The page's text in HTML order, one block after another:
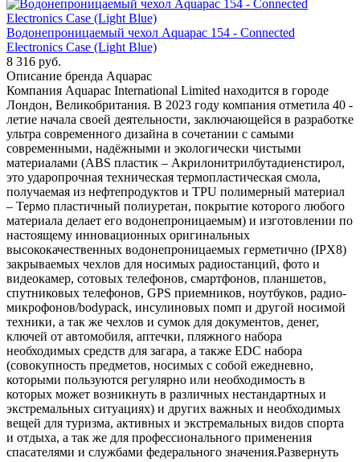
Водонепроницаемый чехол Aquapac 154 - Connected
Electronics Case (Light Blue)
8 316 руб.
Описание бренда Aquapac
Компания Aquapac International Limited находится в городе
Лондон, Великобритания. В 2023 году компания отметила 40 -
летие начала своей деятельности, заключающейся в разработке
ультра современного дизайна в сочетании с самыми
современными, надёжными и экологически чистыми
материалами (ABS пластик – Акрилонитрилбутадиенстирол,
это ударопрочная техническая термопластическая смола,
получаемая из нефтепродуктов и TPU полимерный материал
– Термо пластичный полиуретан, покрытие которого любого
материала делает его водонепроницаемым) и изготовлении по
настоящему инновационных оригинальных
высококачественных водонепроницаемых герметично (IPX8)
закрываемых чехлов для носимых радиостанций, фото и
видеокамер, сотовых телефонов, смартфонов, планшетов,
спутниковых телефонов, GPS приемников, ноутбуков, радио-
микрофонов/bodypack, инсулиновых помп и другой носимой
техники, а так же чехлов и сумок для документов, денег,
ключей от автомобиля, аптечки, пляжного набора
необходимых средств для загара, а также EDC набора
(совокупность предметов, носимых с собой ежедневно,
которыми пользуются регулярно или необходимость в
которых может возникнуть в различных нестандартных и
экстремальных ситуациях) и других важных и необходимых
вещей для туризма, активных и экстремальных видов спорта
и отдыха, а так же для профессионального применения
спасателями и службами федерального значения.Развернуть